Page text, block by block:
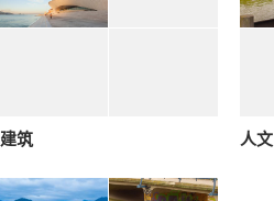
建筑 人文